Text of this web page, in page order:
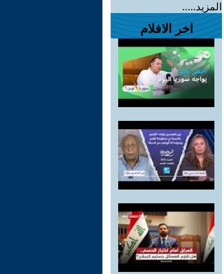
المزيد.....
اخر الافلام